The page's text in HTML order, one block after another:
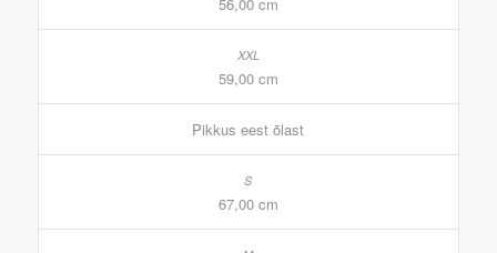
59,00 cm
Pikkus eest õlast
67,00 cm